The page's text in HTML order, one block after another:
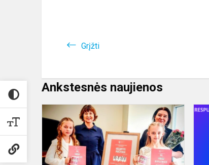
Grįžti
Ankstesnės naujienos
tęsiasi...